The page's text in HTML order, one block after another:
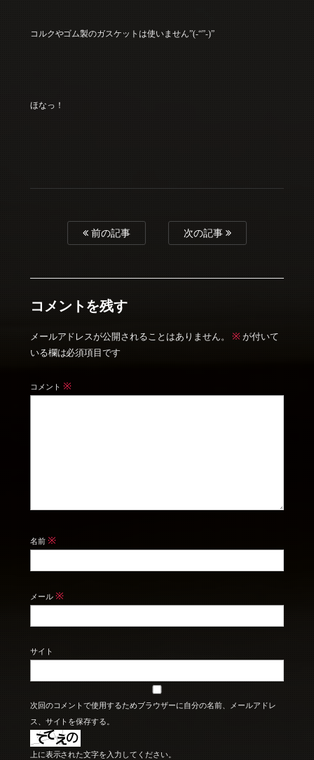
コルクやゴム製のガスケットは使いません”(-“”-)”
ほなっ！
前の記事 次の記事
コメントを残す
メールアドレスが公開されることはありません。 ※ が付いて
いる欄は必須項目です
コメント ※
名前 ※
メール ※
サイト
次回のコメントで使用するためブラウザーに自分の名前、メールアドレ
ス、サイトを保存する。
上に表示された文字を入力してください。